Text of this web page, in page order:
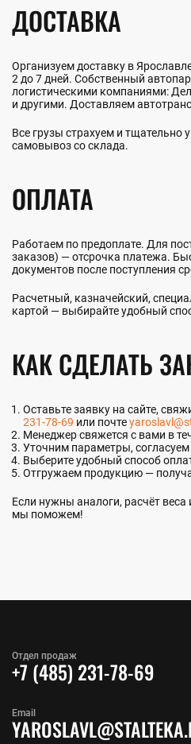
ДОСТАВКА
Организуем доставку в
2 до 7 дней. Собственный
логистическими компаниями:
и другими. Доставляем
Все грузы страхуем и
самовывоз со склада.
ОПЛАТА
Работаем по предоплате. Для
заказов) — отсрочка платежа.
документов после поступления
Расчетный, казначейский,
картой — выбирайте удобный
КАК СДЕЛАТЬ
Оставьте заявку на сайте,
231-78-69 или почте
Менеджер свяжется с вами в
Уточним параметры, согласуем
Выберите удобный способ
Отгружаем продукцию —
Если нужны аналоги, расчёт
мы поможем!
Отдел продаж
+7 (485) 231-78-69
Email